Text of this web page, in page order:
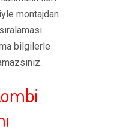
montajdan
bilgilerle